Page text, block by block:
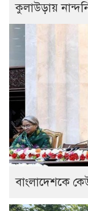
কুলাউড়ায়
বাংলাদেশকে